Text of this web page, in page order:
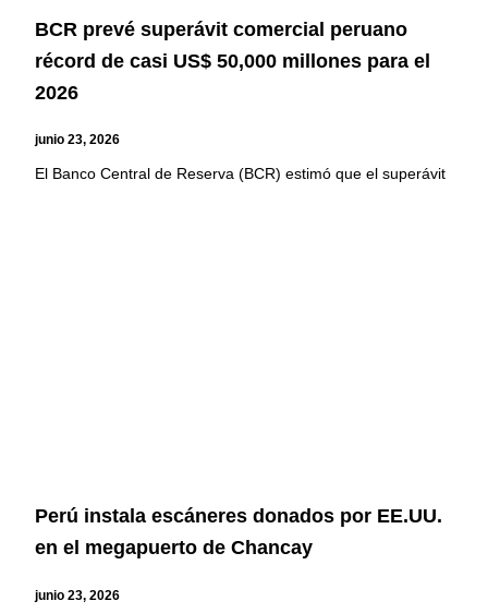
BCR prevé superávit comercial peruano
récord de casi US$ 50,000 millones para el
2026
junio 23, 2026
El Banco Central de Reserva (BCR) estimó que el superávit
Perú instala escáneres donados por EE.UU.
en el megapuerto de Chancay
junio 23, 2026